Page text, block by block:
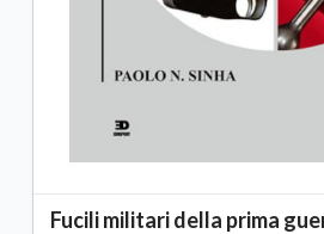
Fucili militari della prima